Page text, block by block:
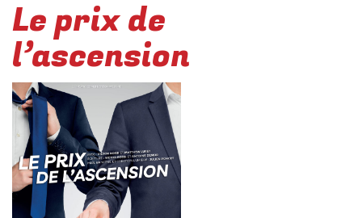
Le prix de
l’ascension